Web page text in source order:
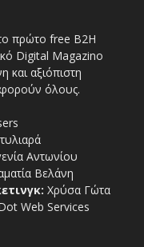
πρώτο free Β2Η
Digital Magazino
και αξιόπιστη
όλους.
Αντωνίου
Βελάνη
Χρύσα Γώτα
Web Services